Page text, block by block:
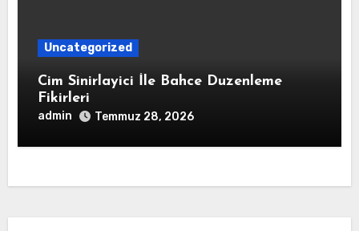
Uncategorized
Cim Sinirlayici İle Bahce Duzenleme
Fikirleri
admin Temmuz 28, 2026